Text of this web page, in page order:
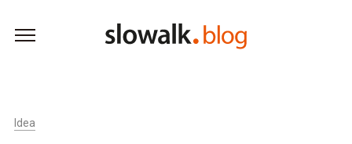
Idea